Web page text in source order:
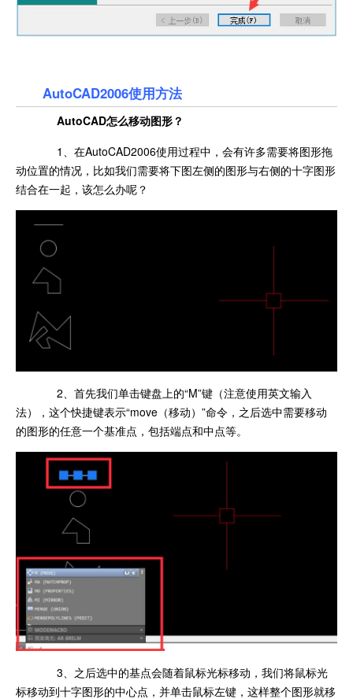
AutoCAD2006使用方法
AutoCAD怎么移动图形？
1、在AutoCAD2006使用过程中，会有许多需要将图形拖
动位置的情况，比如我们需要将下图左侧的图形与右侧的十字图形
结合在一起，该怎么办呢？
2、首先我们单击键盘上的“M”键（注意使用英文输入
法），这个快捷键表示“move（移动）”命令，之后选中需要移动
的图形的任意一个基准点，包括端点和中点等。
3、之后选中的基点会随着鼠标光标移动，我们将鼠标光
标移动到十字图形的中心点，并单击鼠标左键，这样整个图形就移